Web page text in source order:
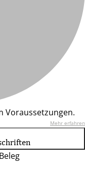
Voraussetzungen.
Mehr erfahren